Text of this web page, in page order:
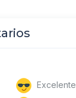
Excelente